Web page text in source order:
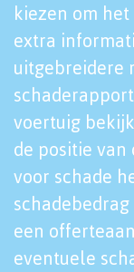
kiezen om
extra
uitgebreidere
voertuig
de positie van
voor schade
een
eventuele